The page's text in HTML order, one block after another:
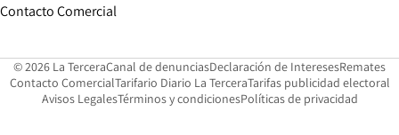
Contacto ComercialOpens in new window
© 2026 La TerceraCanal de denunciasOpens in new window
Declaración de InteresesOpens in
Remates
Contacto ComercialOpens in new window
Tarifario Diario La TerceraOpens in new window
Tarifas publicidad electoral
Avisos LegalesOpens in new window
Términos y condicionesPolíticas de privacidad